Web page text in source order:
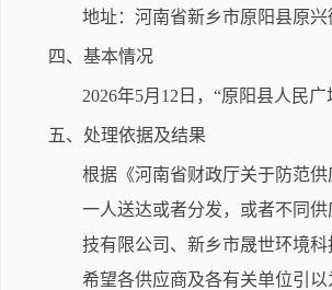
地址：河南省新乡市原阳县原
四、基本情况
2026年5月12日，“原阳县人民
五、处理依据及结果
根据《河南省财政厅关于防范
一人送达或者分发，或者不同
技有限公司、新乡市晟世环境
希望各供应商及各有关单位引